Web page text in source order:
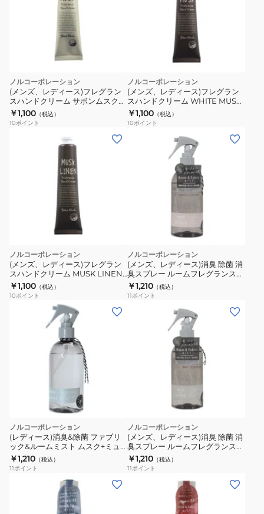
ノルコーポレーション
(メンズ、レディース)フレグラン
スハンドクリーム サボンムスク
38g OAJOH1512
￥1,100 （税込）
10ポイント
ノルコーポレーション
(メンズ、レディース)フレグラン
スハンドクリーム WHITE MUSK
38g OAJOH3801
￥1,100 （税込）
10ポイント
ノルコーポレーション
(メンズ、レディース)フレグラン
スハンドクリーム MUSK LINEN
38g OAJOH3820
￥1,100 （税込）
10ポイント
ノルコーポレーション
(メンズ、レディース)消臭 除菌 消
臭スプレー ルームフレグランス
スプレー 250ml MRM1801
￥1,210 （税込）
11ポイント
ノルコーポレーション
(レディース)消臭&除菌 ファブリ
ック&ルームミスト ムスク+ミュ
ゲ MRM1802
￥1,210 （税込）
11ポイント
ノルコーポレーション
(メンズ、レディース)消臭 除菌 消
臭スプレー ルームフレグランス
スプレー 250ml MRM1804
￥1,210 （税込）
11ポイント